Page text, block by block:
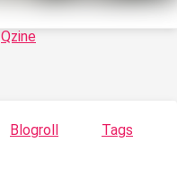
Qzine
Blogroll Tags